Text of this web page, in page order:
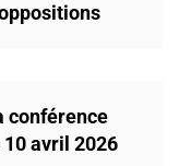
conférence
avril 2026